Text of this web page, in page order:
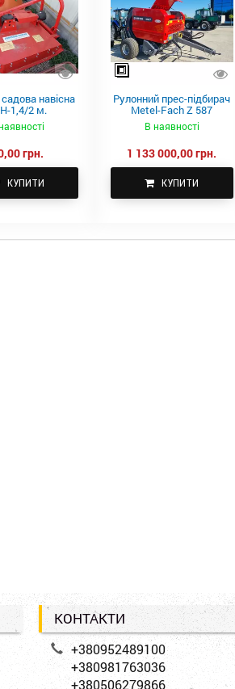
навісна
1,4/2 м.
грн.
КУПИТИ
Рулонний прес-підбирач
Metel-Fach Z 587
В наявності
1 133 000,00 грн.
КУПИТИ
КОНТАКТИ
+380952489100
+380981763036
+380506279866